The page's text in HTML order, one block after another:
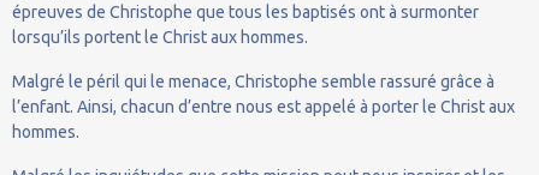
épreuves de Christophe que tous les baptisés ont à surmonter
lorsqu’ils portent le Christ aux hommes.
Malgré le péril qui le menace, Christophe semble rassuré grâce à
l’enfant. Ainsi, chacun d’entre nous est appelé à porter le Christ aux
hommes.